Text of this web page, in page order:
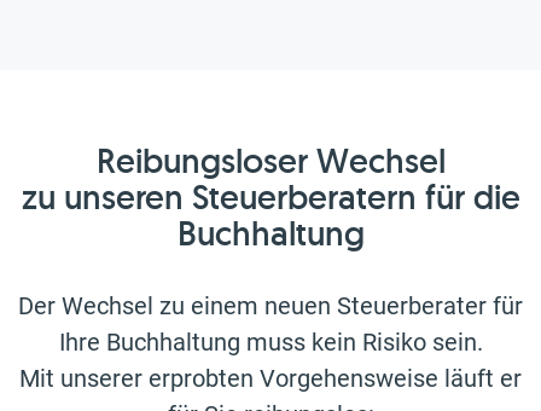
Reibungsloser Wechsel
zu unseren Steuerberatern für die
Buchhaltung
Der Wechsel zu einem neuen Steuerberater für
Ihre Buchhaltung muss kein Risiko sein.
Mit unserer erprobten Vorgehensweise läuft er